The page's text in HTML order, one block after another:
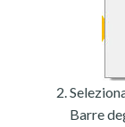
Barre